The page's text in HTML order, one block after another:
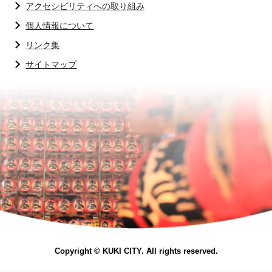
アクセシビリティへの取り組み
個人情報について
リンク集
サイトマップ
Copyright © KUKI CITY. All rights reserved.